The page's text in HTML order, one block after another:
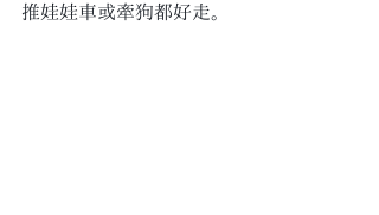
推娃娃車或牽狗都好走。